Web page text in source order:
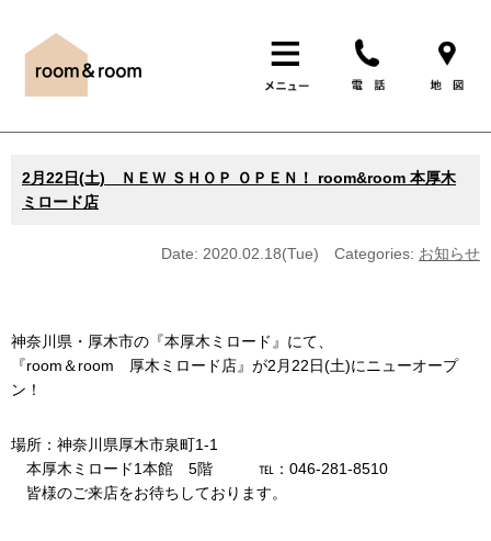
2月22日(土) ＮＥＷ ＳＨＯＰ ＯＰＥＮ！ room&room 本厚木
ミロード店
Date: 2020.02.18(Tue) Categories: お知らせ
神奈川県・厚木市の『本厚木ミロード』にて、
『room＆room 厚木ミロード店』が2月22日(土)にニューオープ
ン！
場所：神奈川県厚木市泉町1-1
本厚木ミロード1本館 5階 ℡：046-281-8510
皆様のご来店をお待ちしております。